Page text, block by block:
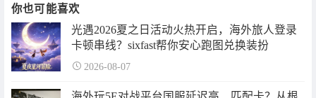
你也可能喜欢
光遇2026夏之日活动火热开启，海外旅人登录
卡顿串线？sixfast帮你安心跑图兑换装扮
2026-08-07